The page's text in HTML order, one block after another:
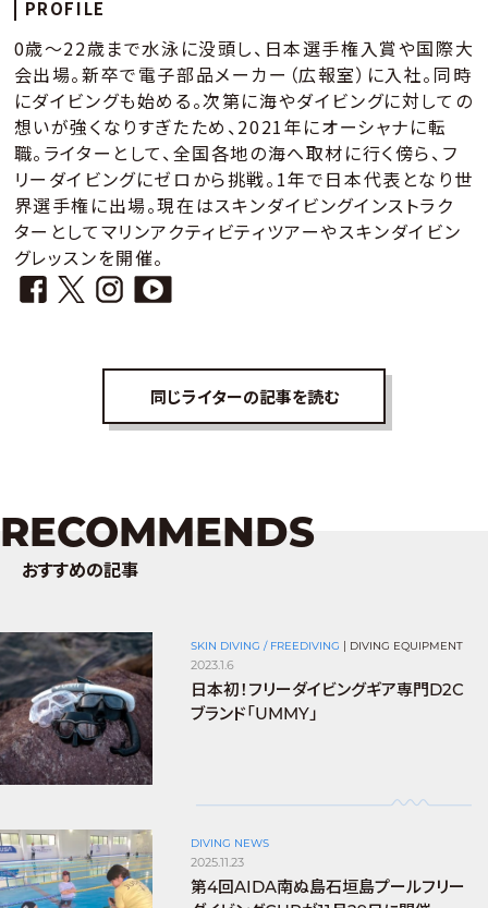
PROFILE
0歳～22歳まで水泳に没頭し、日本選手権入賞や国際大
会出場。新卒で電子部品メーカー（広報室）に入社。同時
にダイビングも始める。次第に海やダイビングに対しての
想いが強くなりすぎたため、2021年にオーシャナに転
職。ライターとして、全国各地の海へ取材に行く傍ら、フ
リーダイビングにゼロから挑戦。1年で日本代表となり世
界選手権に出場。現在はスキンダイビングインストラク
ターとしてマリンアクティビティツアーやスキンダイビン
グレッスンを開催。
同じライターの記事を読む
RECOMMENDS
おすすめの記事
SKIN DIVING / FREEDIVING DIVING EQUIPMENT
2023.1.6
日本初！フリーダイビングギア専門D2C
ブランド「UMMY」
DIVING NEWS
2025.11.23
第4回AIDA南ぬ島石垣島プールフリー